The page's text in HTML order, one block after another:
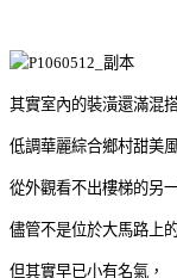
其實室內的裝潢還滿混
低調華麗綜合鄉村甜美
從外觀看不出樓梯的另
儘管不是位於大馬路上
但其實早已小有名氣，